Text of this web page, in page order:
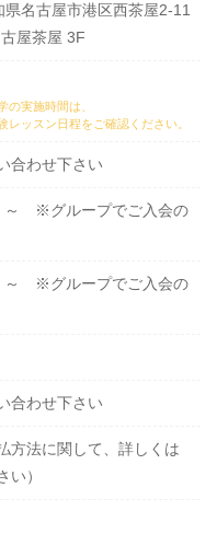
名古屋市港区西茶屋2-11
屋茶屋 3F
実施時間は、
レッスン日程をご確認ください。
合わせ下さい
～ ※グループでご入会の
～ ※グループでご入会の
合わせ下さい
方法に関して、詳しくは
い）